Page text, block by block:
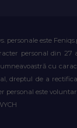
personale este
personal din
cu
dreptul de a
este